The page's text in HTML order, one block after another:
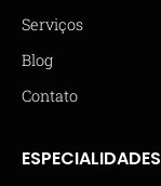
Serviços
Blog
Contato
ESPECIALIDADES